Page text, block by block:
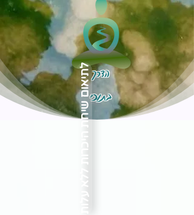
הדרך
בתוכילתיאום שיחת היכרות ללא עלות